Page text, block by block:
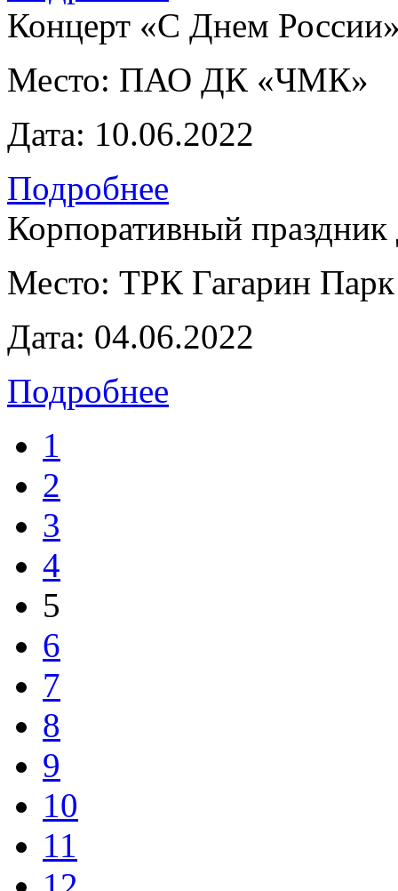
Концерт «С Днем
Место: ПАО ДК «ЧМК»
Дата: 10.06.2022
Подробнее
Корпоративный праздник
Место: ТРК Гагарин Парк
Дата: 04.06.2022
Подробнее
1
2
3
4
5
6
7
8
9
10
11